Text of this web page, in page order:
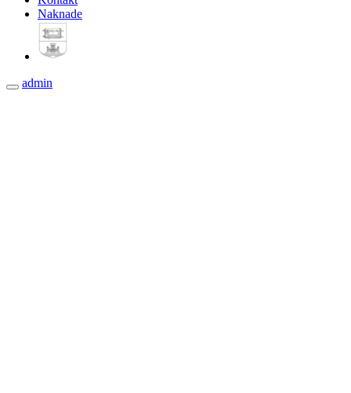
Naknade
admin